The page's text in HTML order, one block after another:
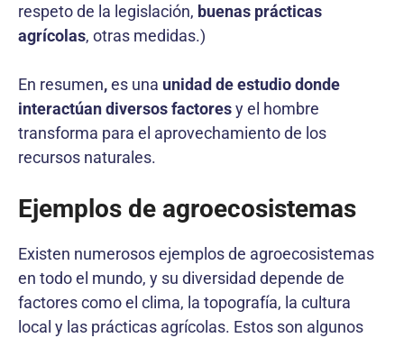
respeto de la legislación, buenas prácticas
agrícolas, otras medidas.)
En resumen,es una unidad de estudio donde
interactúan diversos factoresy el hombre
transforma para el aprovechamiento de los
recursos naturales.
Ejemplos de agroecosistemas
Existen numerosos ejemplos de agroecosistemas
en todo el mundo, y su diversidad depende de
factores como el clima, la topografía, la cultura
local y las prácticas agrícolas. Estos son algunos